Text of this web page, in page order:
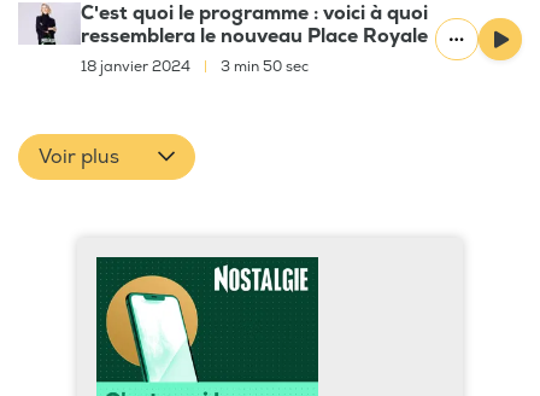
C'est quoi le programme : voici à quoi
ressemblera le nouveau Place Royale
18 janvier 2024 3 min 50 sec
Voir plus